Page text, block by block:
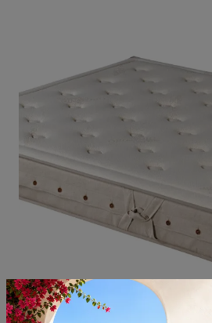
NATURA VIVA